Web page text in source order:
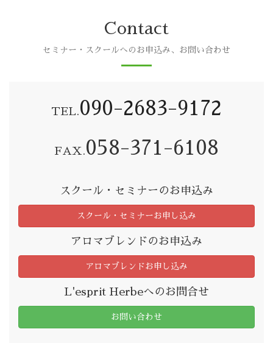
Contact
セミナー・スクールへのお申込み、お問い合わせ
TEL. 090-2683-9172
FAX. 058-371-6108
スクール・セミナーのお申込み
スクール・セミナーお申し込み
アロマブレンドのお申込み
アロマブレンドお申し込み
L'esprit Herbeへのお問合せ
お問い合わせ